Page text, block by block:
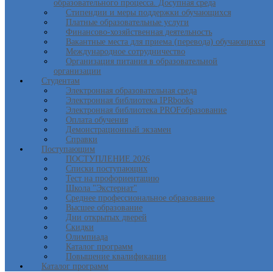
образовательного процесса. Досупная среда
Стипендии и меры поддержки обучающихся
Платные образовательные услуги
Финансово-хозяйственная деятельность
Вакантные места для приема (перевода) обучающихся
Международное сотрудничество
Организация питания в образовательной
организации
Студентам
Электронная образовательная среда
Электронная библиотека IPRbooks
Электронная библиотека PROFобразование
Оплата обучения
Демонстрационный экзамен
Справки
Поступающим
ПОСТУПЛЕНИЕ 2026
Списки поступающих
Тест на профориентацию
Школа "Экстернат"
Среднее профессиональное образование
Высшее образование
Дни открытых дверей
Скидки
Олимпиада
Каталог программ
Повышение квалификации
Каталог программ